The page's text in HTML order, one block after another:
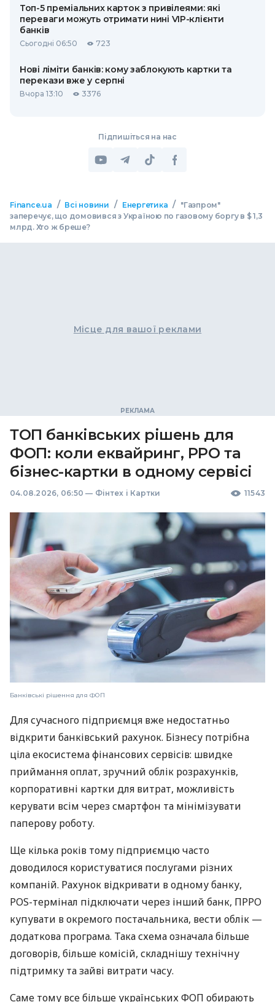
Топ-5 преміальних карток з привілеями: які
переваги можуть отримати нині VIP-клієнти
банків
Сьогодні 06:50 723
Нові ліміти банків: кому заблокують картки та
перекази вже у серпні
Вчора 13:10 3376
Підпишіться на нас
Finance.ua / Всі новини / Енергетика / "Газпром"
заперечує, що домовився з Україною по газовому боргу в $ 1,3
млрд. Хто ж бреше?
Місце для вашої реклами
ТОП банківських рішень для
ФОП: коли еквайринг, РРО та
бізнес-картки в одному сервісі
04.08.2026, 06:50 — Фінтех і Картки 11543
Банківські рішення для ФОП
Для сучасного підприємця вже недостатньо
відкрити банківський рахунок. Бізнесу потрібна
ціла екосистема фінансових сервісів: швидке
приймання оплат, зручний облік розрахунків,
корпоративні картки для витрат, можливість
керувати всім через смартфон та мінімізувати
паперову роботу.
Ще кілька років тому підприємцю часто
доводилося користуватися послугами різних
компаній. Рахунок відкривати в одному банку,
POS-термінал підключати через інший банк, ПРРО
купувати в окремого постачальника, вести облік —
додаткова програма. Така схема означала більше
договорів, більше комісій, складнішу технічну
підтримку та зайві витрати часу.
Саме тому все більше українських ФОП обирають